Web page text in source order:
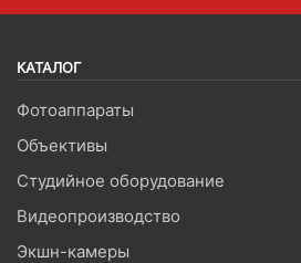
КАТАЛОГ
Фотоаппараты
Объективы
Студийное оборудование
Видеопроизводство
Экшн-камеры